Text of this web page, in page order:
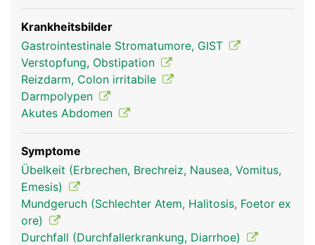
frau
mann
Krankheitsbilder
Gastrointestinale Stromatumore, GIST
Verstopfung, Obstipation
Reizdarm, Colon irritabile
Darmpolypen
Akutes Abdomen
Symptome
Übelkeit (Erbrechen, Brechreiz, Nausea, Vomitus,
Emesis)
Mundgeruch (Schlechter Atem, Halitosis, Foetor ex
ore)
Durchfall (Durchfallerkrankung, Diarrhoe)